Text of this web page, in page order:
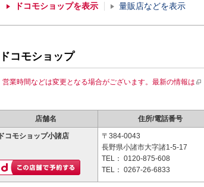
ドコモショップを表示 量販店などを表示
ドコモショップ
営業時間などは変更となる場合がございます。最新の情報は
店舗名 住所/電話番号
ドコモショップ小諸店
〒384-0043
長野県小諸市大字諸1-5-17
TEL： 0120-875-608
TEL： 0267-26-6833